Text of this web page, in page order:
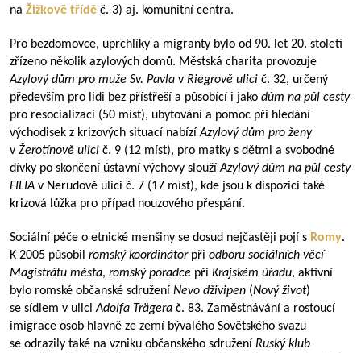
na Žižkově třídě č. 3) aj. komunitní centra.
Pro bezdomovce, uprchlíky a migranty bylo od 90. let 20. století
zřízeno několik azylových domů. Městská charita provozuje
Azylový dům pro muže Sv. Pavla v Riegrově ulici č. 32, určený
především pro lidi bez přístřeší a působící i jako dům na půl cesty
pro resocializaci (50 míst), ubytování a pomoc při hledání
východisek z krizových situací nabízíAzylový dům pro ženy
v Žerotínově ulici č. 9 (12 míst), pro matky s dětmi a svobodné
dívky po skončení ústavní výchovy sloužíAzylový dům na půl cesty
FILIA v Nerudově ulici č. 7 (17 míst), kde jsou k dispozici také
krizová lůžka pro případ nouzového přespání.
Sociální péče o etnické menšiny se dosud nejčastěji pojí s Romy.
K 2005 působil romský koordinátor při odboru sociálních věcí
Magistrátu města, romský poradce při Krajském úřadu, aktivní
bylo romské občanské sdružení Nevo dživipen (Nový život)
se sídlem v uliciAdolfa Trägera č. 83. Zaměstnávání a rostoucí
imigrace osob hlavně ze zemí bývalého Sovětského svazu
se odrazily také na vzniku občanského sdružení Ruský klub